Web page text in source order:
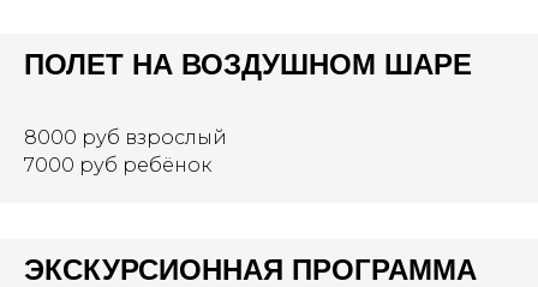
ПОЛЕТ НА ВОЗДУШНОМ ШАРЕ
8000 руб взрослый
7000 руб ребёнок
ЭКСКУРСИОННАЯ ПРОГРАММА